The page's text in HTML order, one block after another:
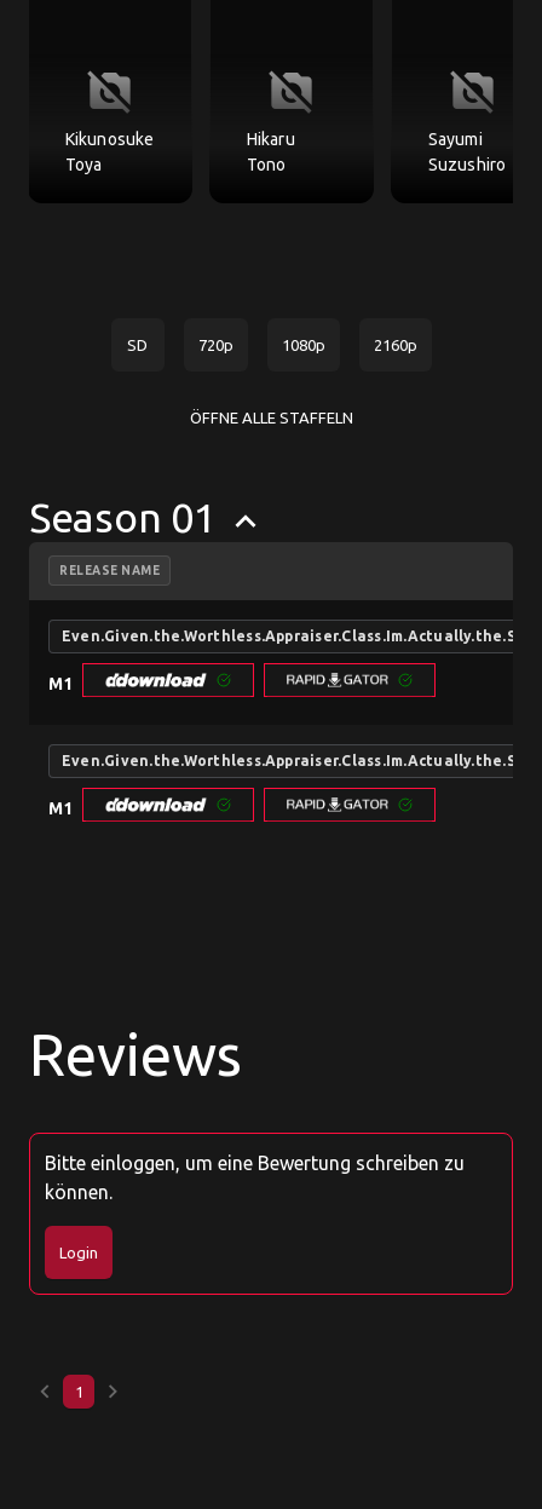
no_photography
Kikunosuke
Toya
no_photography
Hikaru
Tono
no_photography
Sayumi
Suzushiro
SD 720p 1080p 2160p
ÖFFNE ALLE STAFFELN
Season 01 keyboard_arrow_up
RELEASE NAME
M1
M1
Reviews
Bitte einloggen, um eine Bewertung schreiben zu
können.
Login
keyboard_arrow_left 1 keyboard_arrow_right